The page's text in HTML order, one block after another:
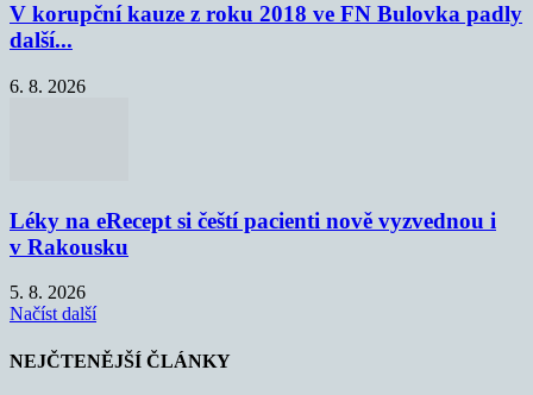
V korupční kauze z roku 2018 ve FN Bulovka padly
další...
6. 8. 2026
Léky na eRecept si čeští pacienti nově vyzvednou i
v Rakousku
5. 8. 2026
Načíst další
NEJČTENĚJŠÍ ČLÁNKY